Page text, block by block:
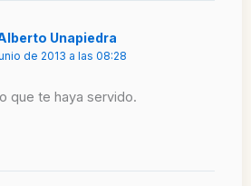
Unapiedra
de 2013 a las 08:28
que te haya servido.